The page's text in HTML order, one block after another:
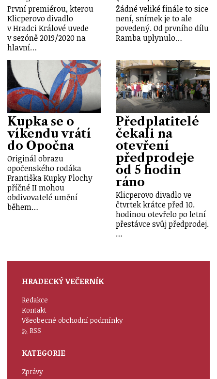
První premiérou, kterou
Klicperovo divadlo
v Hradci Králové uvede
v sezóně 2019/2020 na
hlavní…
Žádné veliké finále to sice
není, snímek je to ale
povedený. Od prvního dílu
Ramba uplynulo…
Kupka se o
víkendu vrátí
do Opočna
Originál obrazu
opočenského rodáka
Františka Kupky Plochy
příčné II mohou
obdivovatelé umění
během…
Předplatitelé
čekali na
otevření
předprodeje
od 5 hodin
ráno
Klicperovo divadlo ve
čtvrtek krátce před 10.
hodinou otevřelo po letní
přestávce svůj předprodej.
…
HRADECKÝ VEČERNÍK
Redakce
Kontakt
Všeobecné obchodní podmínky
RSS
KATEGORIE
Zprávy